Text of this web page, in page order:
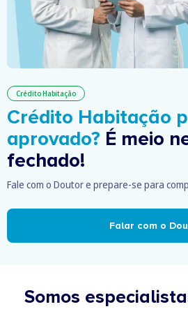
Crédito Habitação
Crédito Habitação
aprovado? É meio
fechado!
Fale com o Doutor e prepare-se para
Falar com o
Somos